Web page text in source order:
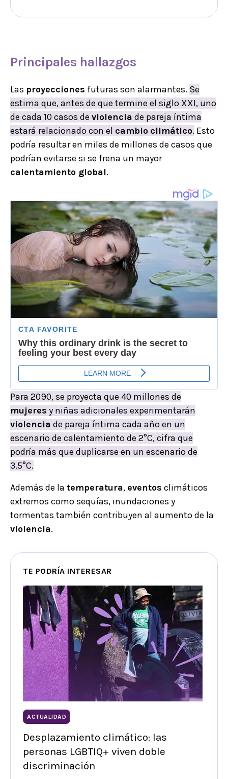
Principales hallazgos
Las proyecciones futuras son alarmantes. Se
estima que, antes de que termine el siglo XXI, uno
de cada 10 casos de violencia de pareja íntima
estará relacionado con el cambio climático. Esto
podría resultar en miles de millones de casos que
podrían evitarse si se frena un mayor
calentamiento global.
Para 2090, se proyecta que 40 millones de
mujeres y niñas adicionales experimentarán
violencia de pareja íntima cada año en un
escenario de calentamiento de 2°C, cifra que
podría más que duplicarse en un escenario de
3.5°C.
Además de la temperatura, eventos climáticos
extremos como sequías, inundaciones y
tormentas también contribuyen al aumento de la
violencia.
TE PODRÍA INTERESAR
ACTUALIDAD
Desplazamiento climático: las
personas LGBTIQ+ viven doble
discriminación